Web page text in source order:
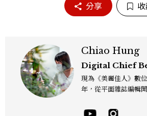
分享
Chiao Hung
Digital Chief
現為《美麗佳人》數
年，從平面雜誌編輯
耕彩妝、保養、香氛